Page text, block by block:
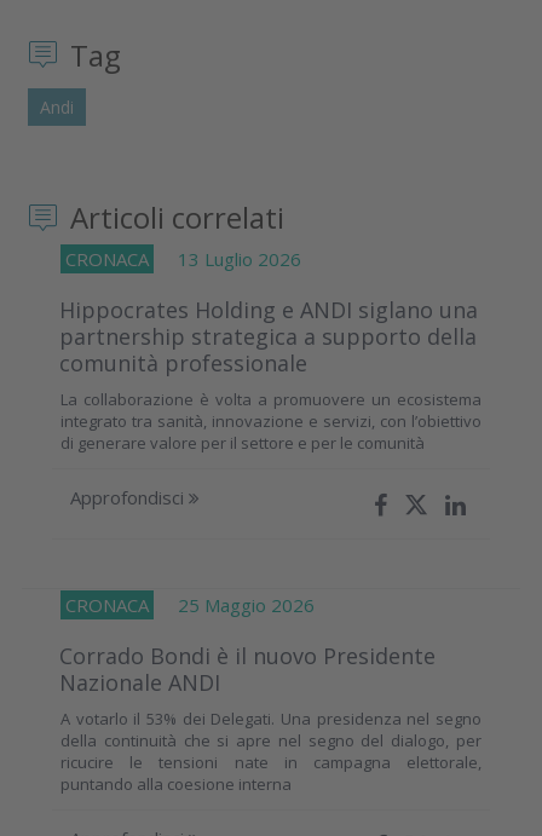
Tag
Andi
Articoli correlati
CRONACA 13 Luglio 2026
Hippocrates Holding e ANDI siglano una
partnership strategica a supporto della
comunità professionale
La collaborazione è volta a promuovere un ecosistema
integrato tra sanità, innovazione e servizi, con l’obiettivo
di generare valore per il settore e per le comunità
Approfondisci
CRONACA 25 Maggio 2026
Corrado Bondi è il nuovo Presidente
Nazionale ANDI
A votarlo il 53% dei Delegati. Una presidenza nel segno
della continuità che si apre nel segno del dialogo, per
ricucire le tensioni nate in campagna elettorale,
puntando alla coesione interna